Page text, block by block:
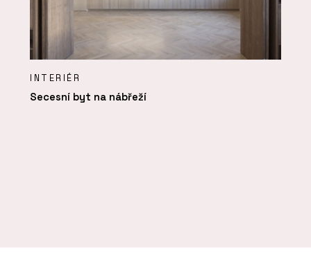
INTERIÉR
Secesní byt na nábřeží